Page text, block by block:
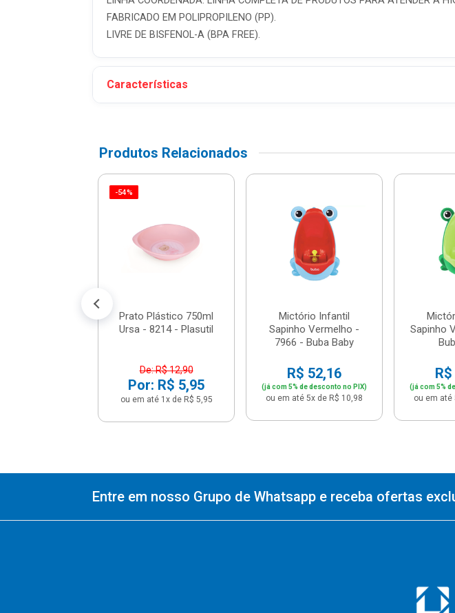
FABRICADO EM POLIPROPILENO (PP).
LIVRE DE BISFENOL-A (BPA FREE).
Características
Produtos Relacionados
-54%
Prato Plástico 750ml
Ursa - 8214 - Plasutil
De: R$ 12,90
Por: R$ 5,95
ou em até 1x de R$ 5,95
Mictório Infantil
Sapinho Vermelho -
7966 - Buba Baby
R$ 52,16
(já com 5% de desconto no PIX)
ou em até 5x de R$ 10,98
Sapinho
(já com 5%
ou em até
Entre em nosso Grupo de Whatsapp e receba ofertas